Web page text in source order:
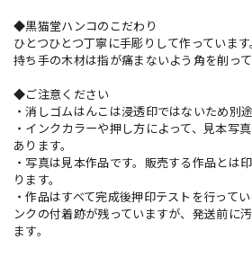
◆黒猫堂ハンコのこだわり
ひとつひとつ丁寧に手彫りして作っています
持ち手の木材は指が痛まないよう角を削って
◆ご注意ください
・消しゴムはんこは浸透印ではないため別
・インクカラーや押し方によって、見本写
あります。
・写真は見本作品です。販売する作品とは
ります。
・作品はすべて完成後押印テストを行って
ンクの付着跡が残っていますが、発送前に
ます。